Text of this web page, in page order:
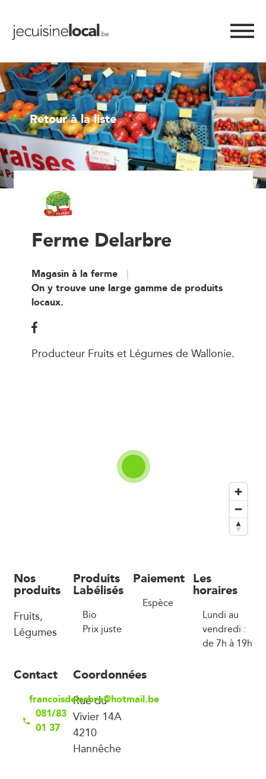
Retour à la liste
Ferme Delarbre
Magasin à la ferme
On y trouve une large gamme de produits
locaux.
Producteur Fruits et Légumes de Wallonie.
Nos
produits
Fruits,
Légumes
Produits
Labélisés
Bio
Prix juste
Paiement
Espèce
Les
horaires
Lundi au
vendredi :
de 7h à 19h
Contact
francoisdelarbre@hotmail.be
081/83
01 37
Coordonnées
Rue du
Vivier 14A
4210
Hannêche